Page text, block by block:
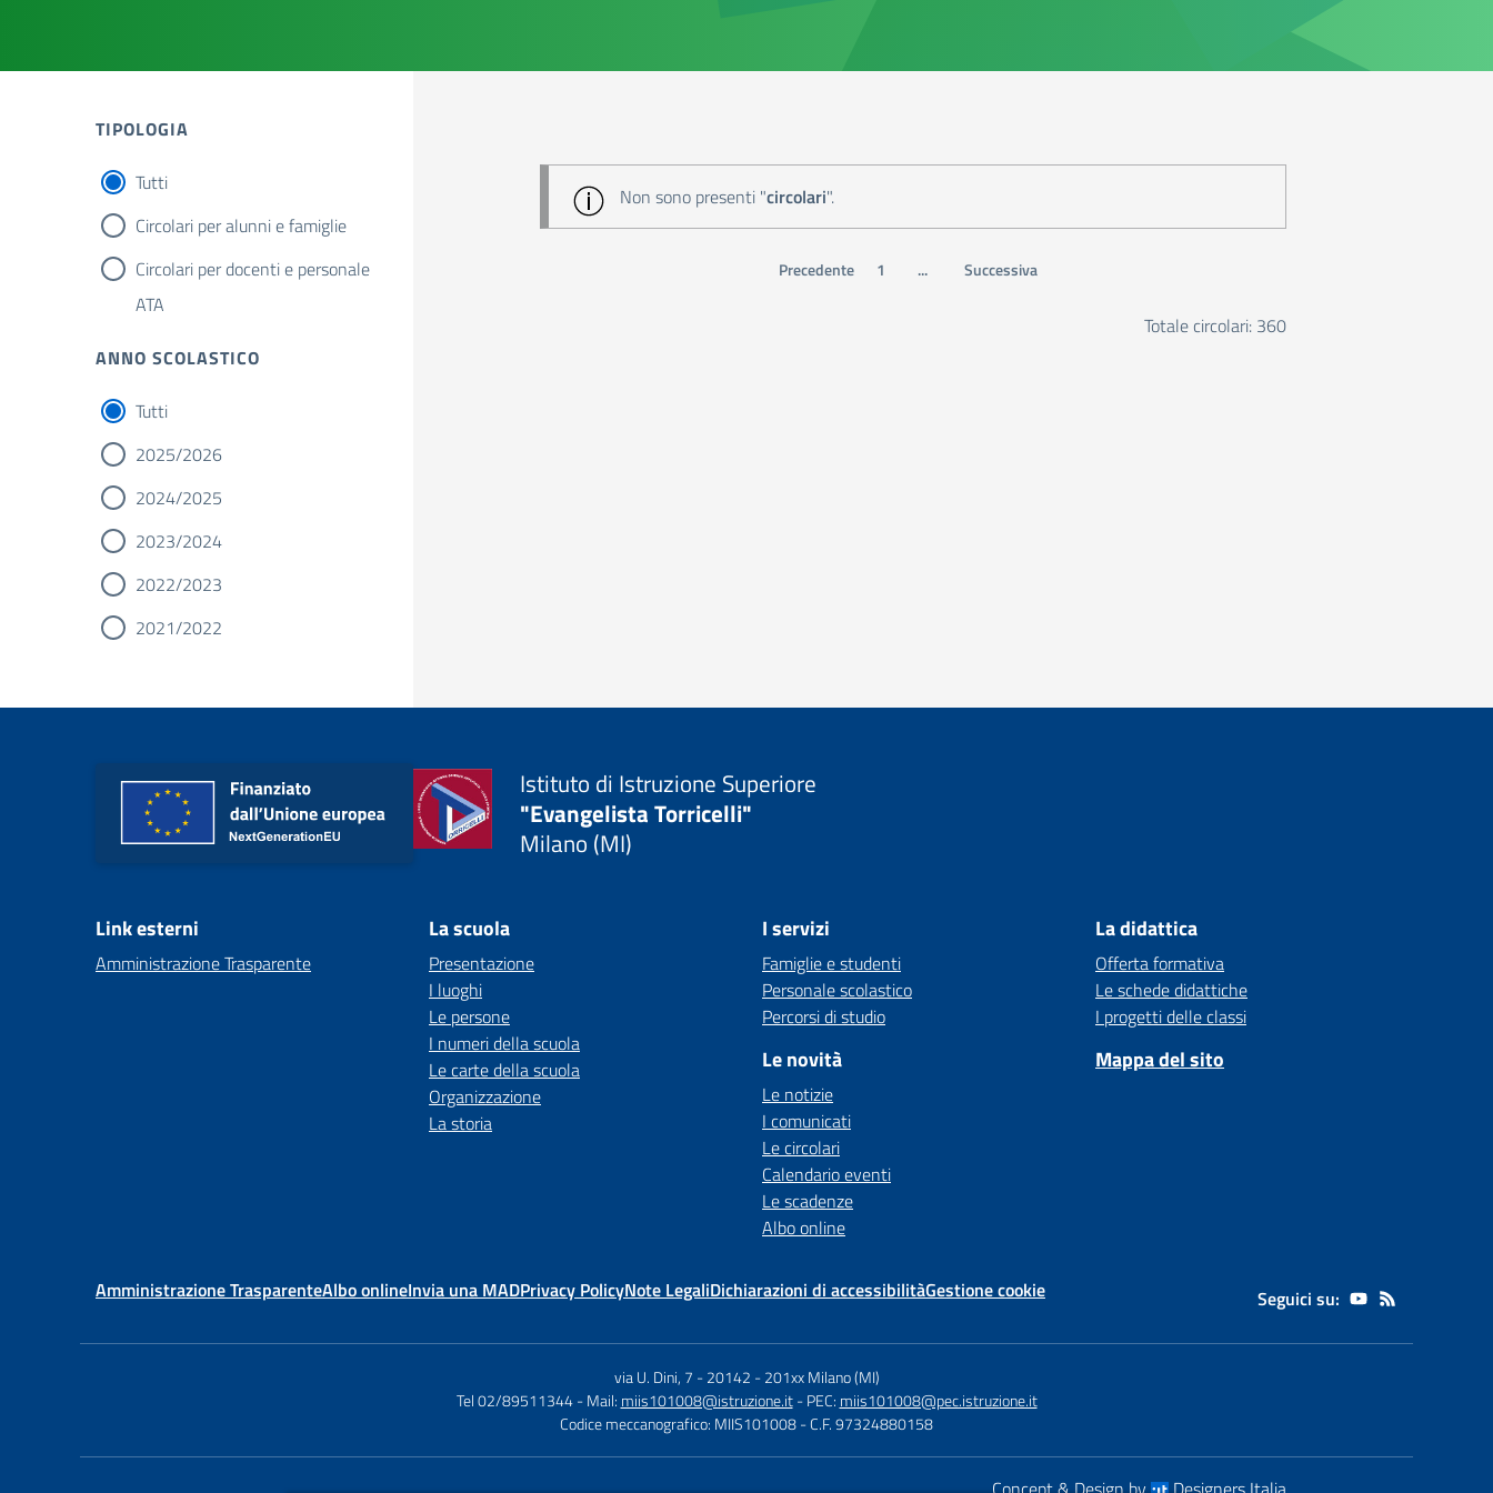
TIPOLOGIA
Tutti
Circolari per alunni e famiglie
Circolari per docenti e personale
ATA
ANNO SCOLASTICO
Tutti
2025/2026
2024/2025
2023/2024
2022/2023
2021/2022
Non sono presenti "circolari".
Precedente 1 ... Successiva
Totale circolari: 360
Istituto di Istruzione Superiore
"Evangelista Torricelli"
Milano (MI)
Link esterni
Amministrazione Trasparente
La scuola
Presentazione
I luoghi
Le persone
I numeri della scuola
Le carte della scuola
Organizzazione
La storia
I servizi
Famiglie e studenti
Personale scolastico
Percorsi di studio
Le novità
Le notizie
I comunicati
Le circolari
Calendario eventi
Le scadenze
Albo online
La didattica
Offerta formativa
Le schede didattiche
I progetti delle classi
Mappa del sito
Amministrazione TrasparenteAlbo onlineInvia una MADPrivacy PolicyNote LegaliDichiarazioni di accessibilitàGestione cookie Seguici su:
via U. Dini, 7 - 20142 -201xx Milano (MI)
Tel 02/89511344 - Mail: miis101008@istruzione.it - PEC: miis101008@pec.istruzione.it
Codice meccanografico: MIIS101008- C.F. 97324880158